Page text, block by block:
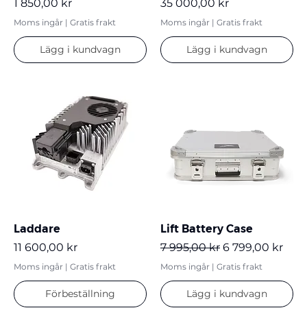
Pris
1 850,00 kr
Moms ingår | Gratis frakt
Lägg i kundvagn
Pris
35 000,00 kr
Moms ingår | Gratis frakt
Lägg i kundvagn
Laddare
Pris
11 600,00 kr
Moms ingår | Gratis frakt
Förbeställning
Lift Battery Case
Ordinarie pris
7 995,00 kr Reapris
6 799,00 kr
Moms ingår | Gratis frakt
Lägg i kundvagn